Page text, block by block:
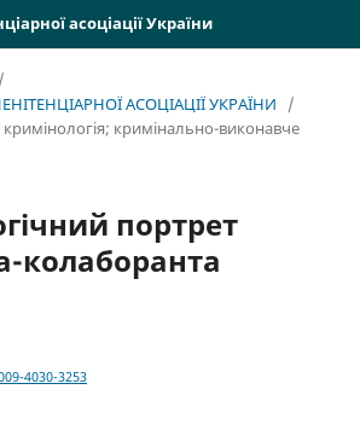
асоціації України
/
АСОЦІАЦІЇ УКРАЇНИ
/
кримінально-виконавче
портрет
колаборанта
4030-3253